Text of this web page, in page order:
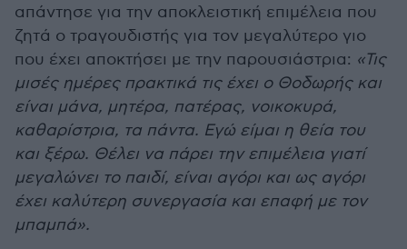
απάντησε για την αποκλειστική επιμέλεια που
ζητά ο τραγουδιστής για τον μεγαλύτερο γιο
που έχει αποκτήσει με την παρουσιάστρια: «Τις
μισές ημέρες πρακτικά τις έχει ο Θοδωρής και
είναι μάνα, μητέρα, πατέρας, νοικοκυρά,
καθαρίστρια, τα πάντα. Εγώ είμαι η θεία του
και ξέρω. Θέλει να πάρει την επιμέλεια γιατί
μεγαλώνει το παιδί, είναι αγόρι και ως αγόρι
έχει καλύτερη συνεργασία και επαφή με τον
μπαμπά».